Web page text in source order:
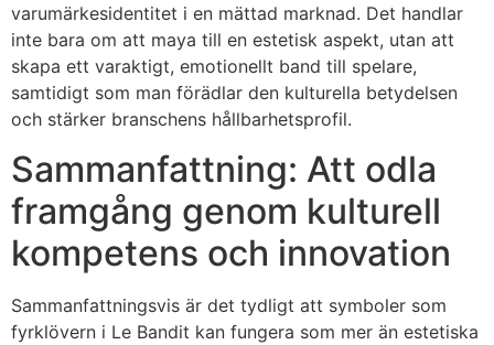
varumärkesidentitet i en mättad marknad. Det handlar
inte bara om att maya till en estetisk aspekt, utan att
skapa ett varaktigt, emotionellt band till spelare,
samtidigt som man förädlar den kulturella betydelsen
och stärker branschens hållbarhetsprofil.
Sammanfattning: Att odla
framgång genom kulturell
kompetens och innovation
Sammanfattningsvis är det tydligt att symboler som
fyrklövern i Le Bandit kan fungera som mer än estetiska